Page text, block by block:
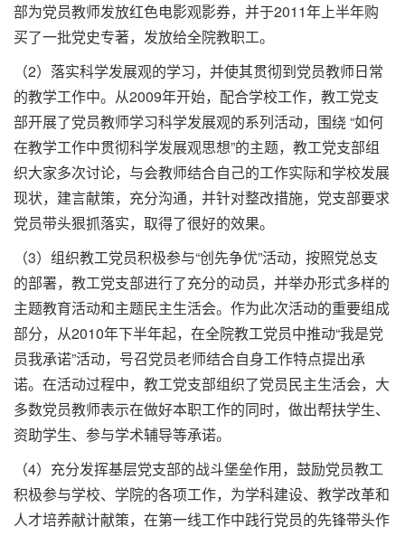
部为党员教师发放红色电影观影券，并于2011年上半年购
买了一批党史专著，发放给全院教职工。
（2）落实科学发展观的学习，并使其贯彻到党员教师日常
的教学工作中。从2009年开始，配合学校工作，教工党支
部开展了党员教师学习科学发展观的系列活动，围绕 “如何
在教学工作中贯彻科学发展观思想”的主题，教工党支部组
织大家多次讨论，与会教师结合自己的工作实际和学校发展
现状，建言献策，充分沟通，并针对整改措施，党支部要求
党员带头狠抓落实，取得了很好的效果。
（3）组织教工党员积极参与“创先争优”活动，按照党总支
的部署，教工党支部进行了充分的动员，并举办形式多样的
主题教育活动和主题民主生活会。作为此次活动的重要组成
部分，从2010年下半年起，在全院教工党员中推动“我是党
员我承诺”活动，号召党员老师结合自身工作特点提出承
诺。在活动过程中，教工党支部组织了党员民主生活会，大
多数党员教师表示在做好本职工作的同时，做出帮扶学生、
资助学生、参与学术辅导等承诺。
（4）充分发挥基层党支部的战斗堡垒作用，鼓励党员教工
积极参与学校、学院的各项工作，为学科建设、教学改革和
人才培养献计献策，在第一线工作中践行党员的先锋带头作